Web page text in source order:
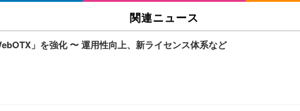
関連ニュース
」を強化 〜 運用性向上、新ライセンス体系など